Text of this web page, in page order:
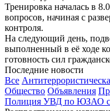
Тренировка началась в
вопросов, начиная с
контроля.
На следующий день,
выполненный в её ходе
готовность сил
Последние новости
Все
Общество Объявления
Полиция УВД по ЮЗАО